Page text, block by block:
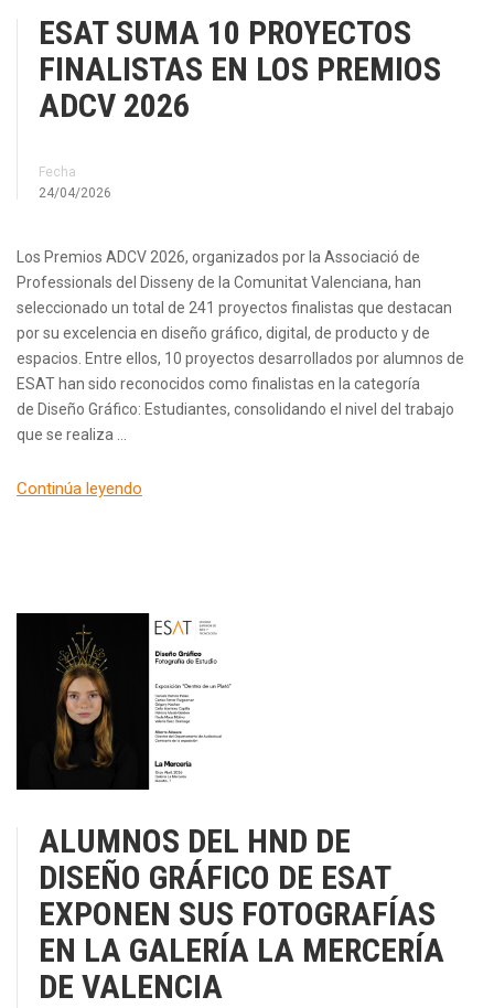
ESAT SUMA 10 PROYECTOS
FINALISTAS EN LOS PREMIOS
ADCV 2026
Fecha
24/04/2026
Los Premios ADCV 2026, organizados por la Associació de
Professionals del Disseny de la Comunitat Valenciana, han
seleccionado un total de 241 proyectos finalistas que destacan
por su excelencia en diseño gráfico, digital, de producto y de
espacios. Entre ellos, 10 proyectos desarrollados por alumnos de
ESAT han sido reconocidos como finalistas en la categoría
de Diseño Gráfico: Estudiantes, consolidando el nivel del trabajo
que se realiza …
Continúa leyendo
ALUMNOS DEL HND DE
DISEÑO GRÁFICO DE ESAT
EXPONEN SUS FOTOGRAFÍAS
EN LA GALERÍA LA MERCERÍA
DE VALENCIA